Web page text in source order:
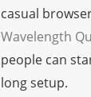
casual
Wavelength
people can
long setup.